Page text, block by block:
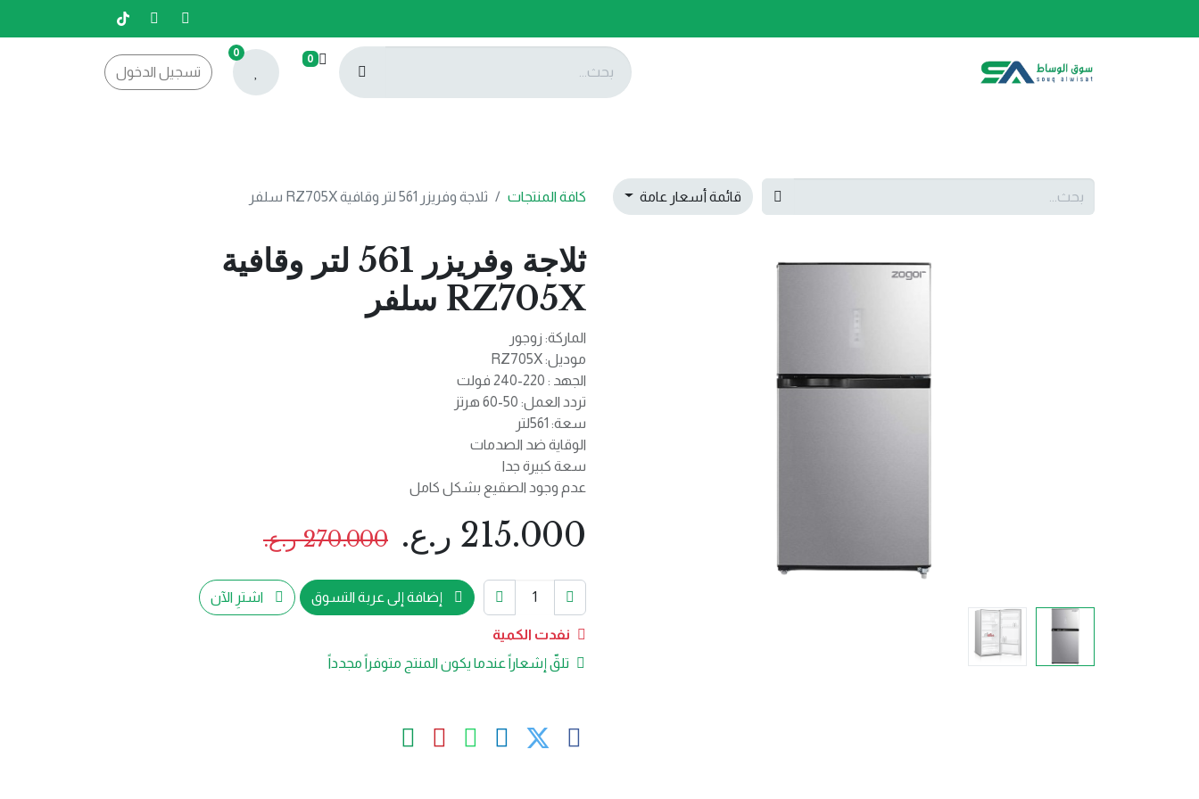
0
0
تسجيل الدخول
قائمة أسعار عامة كافة المنتجات ثلاجة وفريزر 561 لتر وقافية RZ705X سلفر
ثلاجة وفريزر 561 لتر وقافية
RZ705X سلفر
الماركة: زوجور
موديل: RZ705X
الجهد : 220-240 فولت
تردد العمل: 50-60 هرتز
سعة: 561لتر
الوقاية ضد الصدمات
سعة كبيرة جدا
عدم وجود الصقيع بشكل كامل
215.000 ر.ع. 270.000ر.ع.
إضافة إلى عربة التسوق اشترِ الآن
نفدت الكمية
تلقّ إشعاراً عندما يكون المنتج متوفراً مجدداً